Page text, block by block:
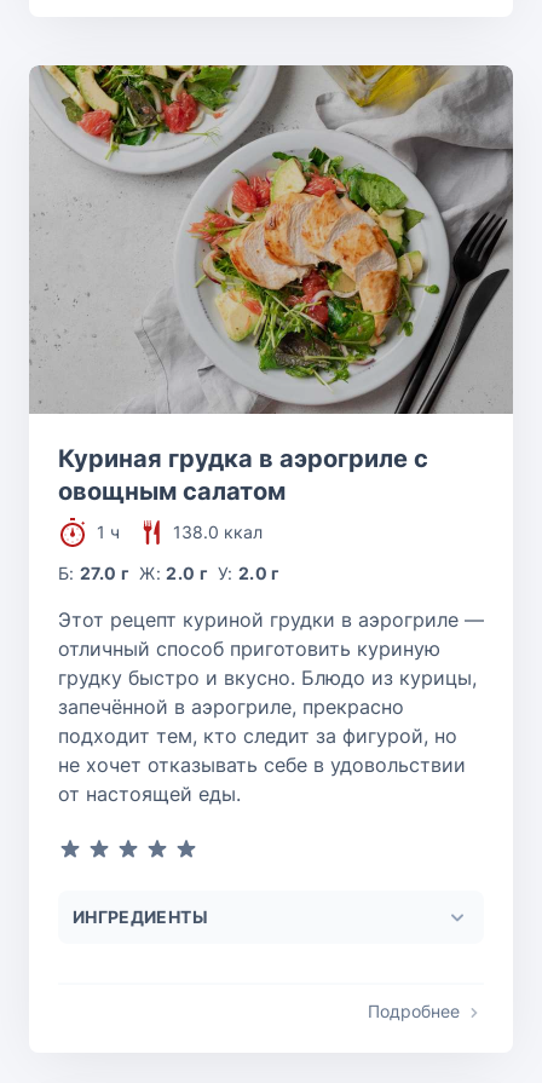
Куриная грудка в аэрогриле с
овощным салатом
1 ч
138.0 ккал
Б:27.0 г Ж:2.0 г У:2.0 г
Этот рецепт куриной грудки в аэрогриле —
отличный способ приготовить куриную
грудку быстро и вкусно. Блюдо из курицы,
запечённой в аэрогриле, прекрасно
подходит тем, кто следит за фигурой, но
не хочет отказывать себе в удовольствии
от настоящей еды.
ИНГРЕДИЕНТЫ
Подробнее